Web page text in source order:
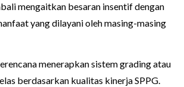
mengaitkan besaran insentif dengan
yang dilayani oleh masing-masing
menerapkan sistem grading atau
berdasarkan kualitas kinerja SPPG.